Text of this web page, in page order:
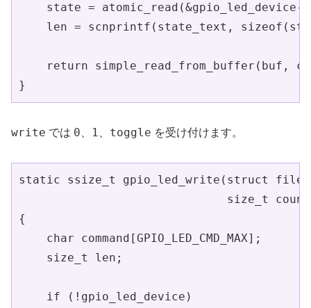
state = atomic_read(&gpio_led_device-
len = scnprintf(state_text,
return simple_read_from_buffer(buf,
}
write では 0 1 toggle を受け付けます。
static ssize_t gpio_led_write(struct file
size_t
{
    char command[GPIO_LED_CMD_MAX];
    size_t len;
    if (!gpio_led_device)